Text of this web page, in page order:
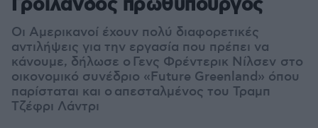
Γροιλανδός πρωθυπουργός
Οι Αμερικανοί έχουν πολύ διαφορετικές
αντιλήψεις για την εργασία που πρέπει να
κάνουμε, δήλωσε ο Γενς Φρέντερικ Νίλσεν στο
οικονομικό συνέδριο «Future Greenland» όπου
παρίσταται και ο απεσταλμένος του Τραμπ
Τζέφρι Λάντρι